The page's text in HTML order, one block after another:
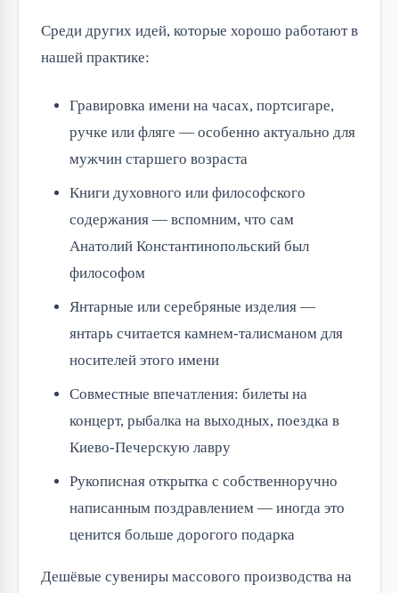
Среди других идей, которые хорошо работают в
нашей практике:
Гравировка имени на часах, портсигаре,
ручке или фляге — особенно актуально для
мужчин старшего возраста
Книги духовного или философского
содержания — вспомним, что сам
Анатолий Константинопольский был
философом
Янтарные или серебряные изделия —
янтарь считается камнем-талисманом для
носителей этого имени
Совместные впечатления: билеты на
концерт, рыбалка на выходных, поездка в
Киево-Печерскую лавру
Рукописная открытка с собственноручно
написанным поздравлением — иногда это
ценится больше дорогого подарка
Дешёвые сувениры массового производства на